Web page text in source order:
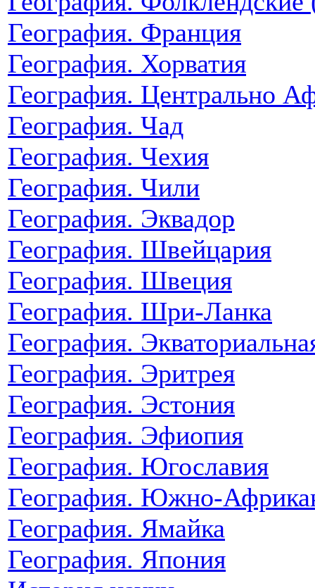
География. Франция
География. Хорватия
География. Центрально
География. Чад
География. Чехия
География. Чили
География. Эквадор
География. Швейцария
География. Швеция
География. Шри-Ланка
География.
География. Эритрея
География. Эстония
География. Эфиопия
География. Югославия
География. Южно-
География. Ямайка
География. Япония